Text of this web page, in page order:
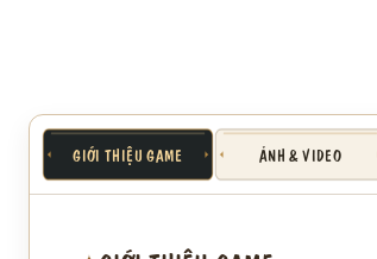
GIỚI THIỆU GAME ẢNH & VIDEO